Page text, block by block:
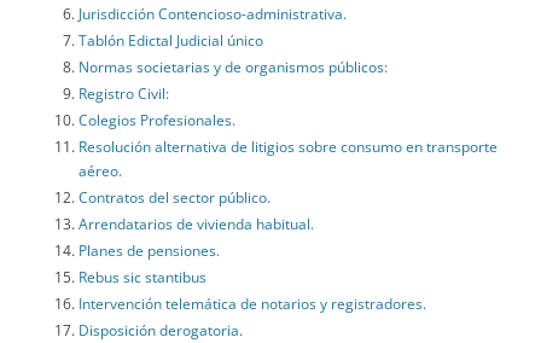
Jurisdicción Contencioso-administrativa.
Tablón Edictal Judicial único
Normas societarias y de organismos públicos:
Registro Civil:
Colegios Profesionales.
Resolución alternativa de litigios sobre consumo en transporte
aéreo.
Contratos del sector público.
Arrendatarios de vivienda habitual.
Planes de pensiones.
Rebus sic stantibus
Intervención telemática de notarios y registradores.
Disposición derogatoria.